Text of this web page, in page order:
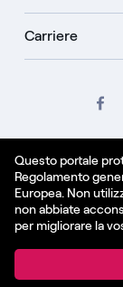
Questo portale
Regolamento
Europea. Non
non abbiate
per migliorare la
Carriere
Informativa
Italiano
© Enel Spa All